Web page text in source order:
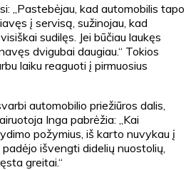
„Pastebėjau, kad automobilis tapo
į servisą, sužinojau, kad
sudilęs. Jei būčiau laukęs
dvigubai daugiau.“ Tokios
laiku reaguoti į pirmuosius
automobilio priežiūros dalis,
Inga pabrėžia: „Kai
požymius, iš karto nuvykau į
išvengti didelių nuostolių,
greitai.“